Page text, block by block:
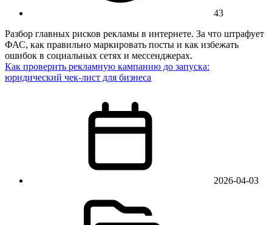
43
Разбор главных рисков рекламы в интернете. За что штрафует
ФАС, как правильно маркировать посты и как избежать
ошибок в социальных сетях и мессенджерах.
Как проверить рекламную кампанию до запуска:
юридический чек-лист для бизнеса
2026-04-03